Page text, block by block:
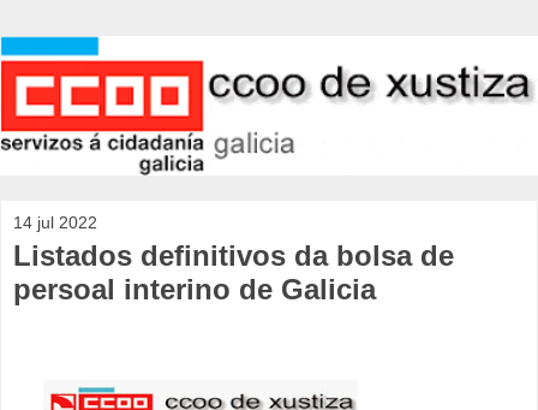
14 jul 2022
Listados definitivos da bolsa de
persoal interino de Galicia